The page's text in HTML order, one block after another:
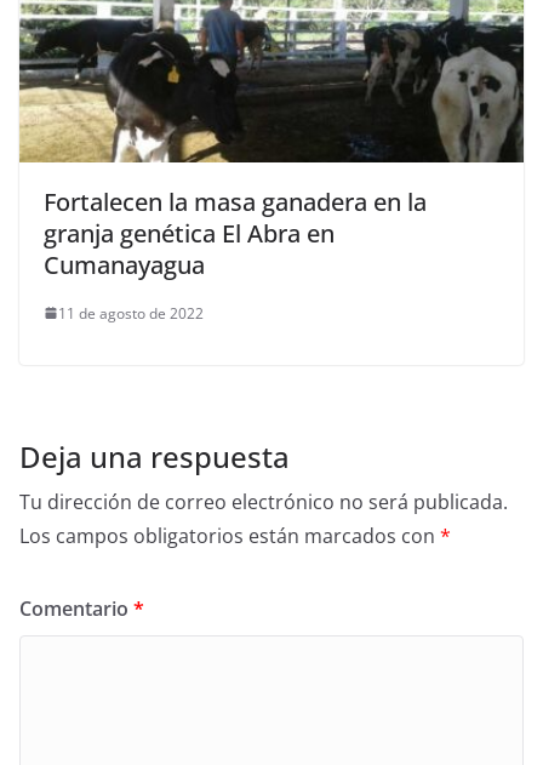
Fortalecen la masa ganadera en la
granja genética El Abra en
Cumanayagua
11 de agosto de 2022
Deja una respuesta
Tu dirección de correo electrónico no será publicada.
Los campos obligatorios están marcados con *
Comentario *